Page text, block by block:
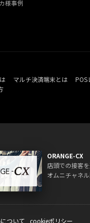
様事例
マルチ決済端末とは
POS
ORANGE-CX
店頭での接客
オムニチャネ
ついて cookieポリシー